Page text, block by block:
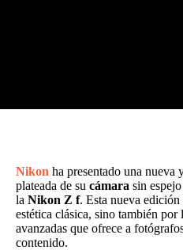
Nikon ha presentado una nueva
plateada de su cámara sin
la Nikon Z f. Esta nueva
estética clásica, sino también por
avanzadas que ofrece a
contenido.